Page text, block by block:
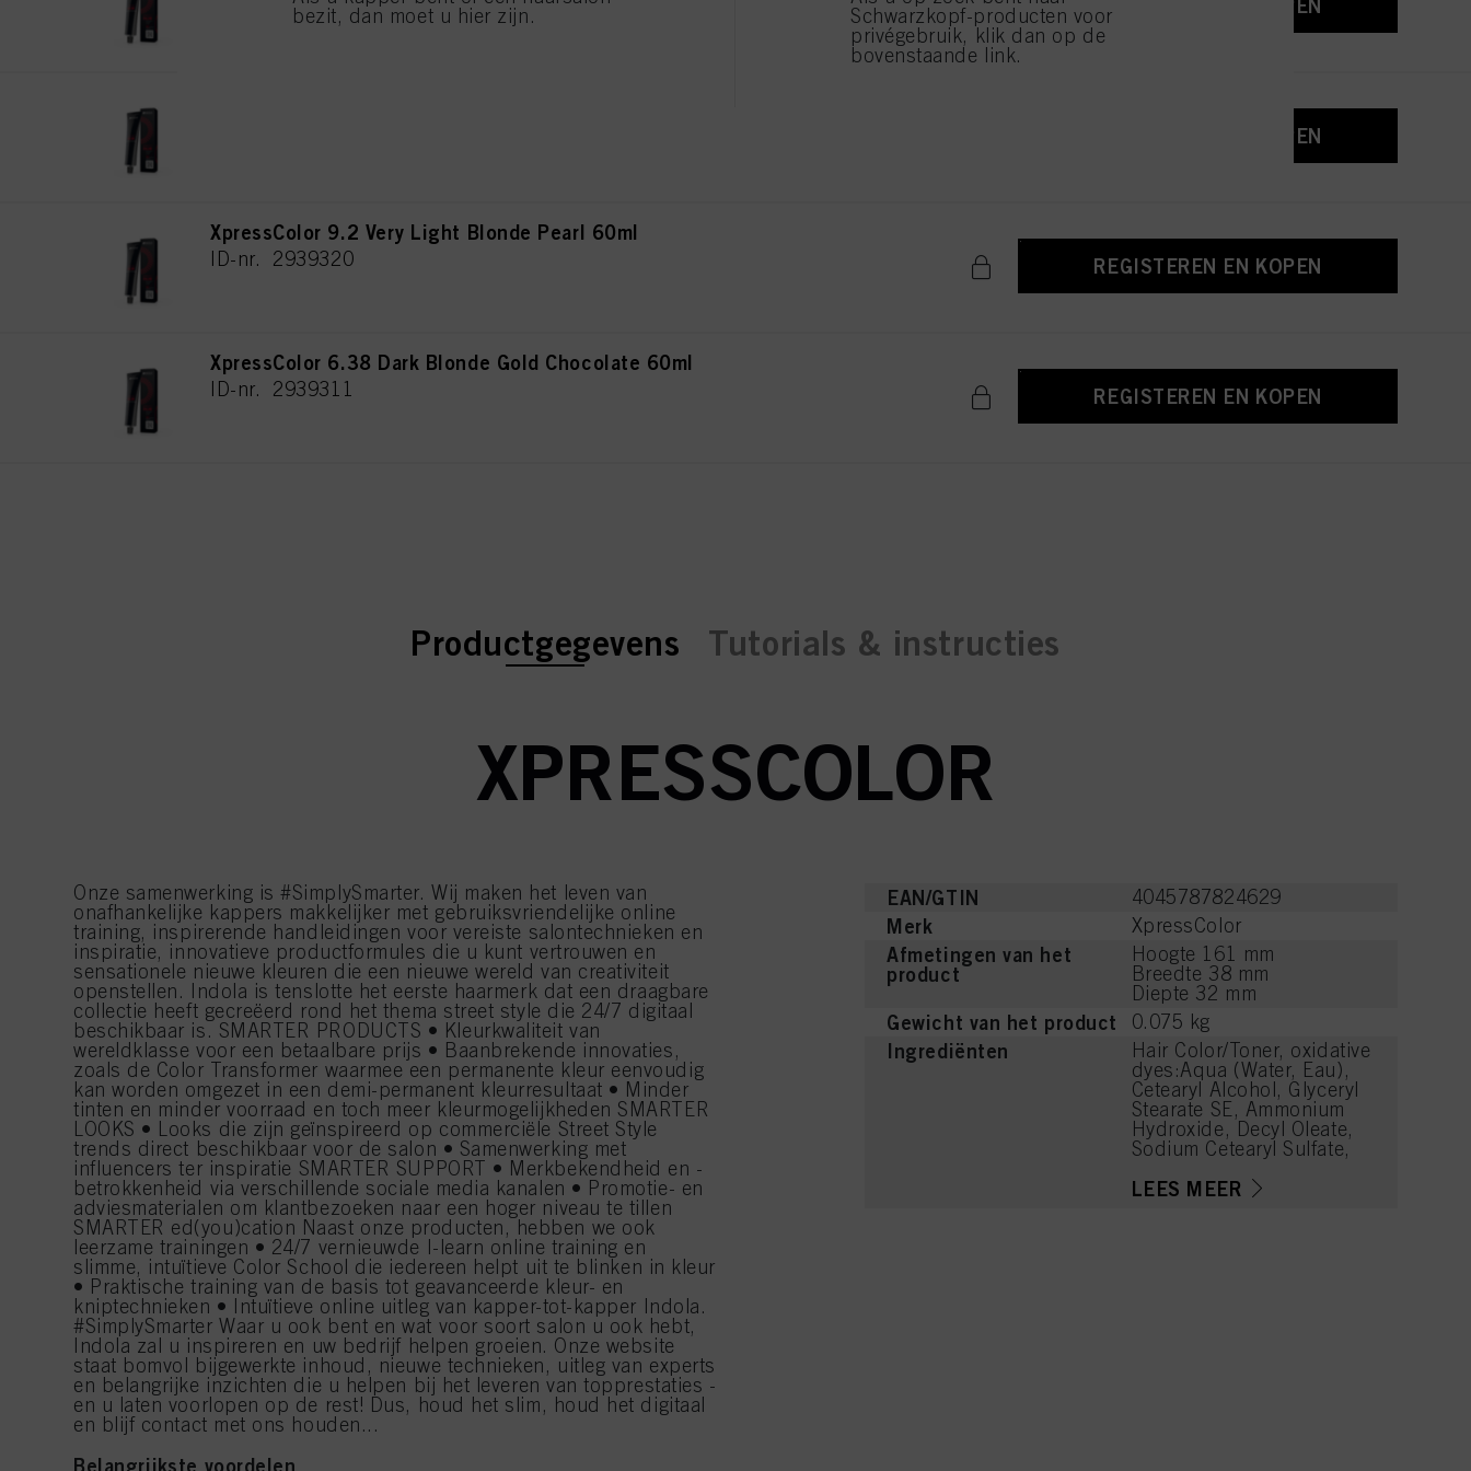
REGISTEREN EN KOPEN
REGISTEREN EN KOPEN
XpressColor 9.2 Very Light Blonde Pearl 60ml
ID-nr. 2939320 REGISTEREN EN KOPEN
XpressColor 6.38 Dark Blonde Gold Chocolate 60ml
ID-nr. 2939311 REGISTEREN EN KOPEN
current tab:
current tab:
Productgegevens Tutorials & instructies
XPRESSCOLOR
Onze samenwerking is #SimplySmarter. Wij maken het leven van
onafhankelijke kappers makkelijker met gebruiksvriendelijke online
training, inspirerende handleidingen voor vereiste salontechnieken en
inspiratie, innovatieve productformules die u kunt vertrouwen en
sensationele nieuwe kleuren die een nieuwe wereld van creativiteit
openstellen. Indola is tenslotte het eerste haarmerk dat een draagbare
collectie heeft gecreëerd rond het thema street style die 24/7 digitaal
beschikbaar is. SMARTER PRODUCTS • Kleurkwaliteit van
wereldklasse voor een betaalbare prijs • Baanbrekende innovaties,
zoals de Color Transformer waarmee een permanente kleur eenvoudig
kan worden omgezet in een demi-permanent kleurresultaat • Minder
tinten en minder voorraad en toch meer kleurmogelijkheden SMARTER
LOOKS • Looks die zijn geïnspireerd op commerciële Street Style
trends direct beschikbaar voor de salon • Samenwerking met
influencers ter inspiratie SMARTER SUPPORT • Merkbekendheid en -
betrokkenheid via verschillende sociale media kanalen • Promotie- en
adviesmaterialen om klantbezoeken naar een hoger niveau te tillen
SMARTER ed(you)cation Naast onze producten, hebben we ook
leerzame trainingen • 24/7 vernieuwde I-learn online training en
slimme, intuïtieve Color School die iedereen helpt uit te blinken in kleur
• Praktische training van de basis tot geavanceerde kleur- en
kniptechnieken • Intuïtieve online uitleg van kapper-tot-kapper Indola.
#SimplySmarter Waar u ook bent en wat voor soort salon u ook hebt,
Indola zal u inspireren en uw bedrijf helpen groeien. Onze website
staat bomvol bijgewerkte inhoud, nieuwe technieken, uitleg van experts
en belangrijke inzichten die u helpen bij het leveren van topprestaties -
en u laten voorlopen op de rest! Dus, houd het slim, houd het digitaal
en blijf contact met ons houden...
Belangrijkste voordelen
EAN/GTIN 4045787824629
Merk XpressColor
Afmetingen van het
product
Hoogte 161 mm
Breedte 38 mm
Diepte 32 mm
Gewicht van het product 0.075 kg
Ingrediënten
Hair Color/Toner, oxidative
dyes:Aqua (Water, Eau),
Cetearyl Alcohol, Glyceryl
Stearate SE, Ammonium
Hydroxide, Decyl Oleate,
Sodium Cetearyl Sulfate,
Sulfate, Tetrasodium
LEES MEER
bezit, dan moet u hier zijn.
Schwarzkopf-producten voor
privégebruik, klik dan op de
bovenstaande link.